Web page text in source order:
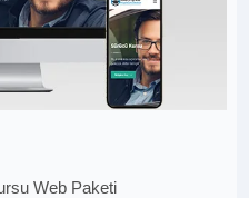
Web Paketi